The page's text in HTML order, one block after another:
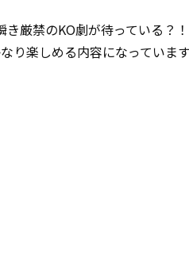
厳禁のKO劇が待っている？！
り楽しめる内容になっています